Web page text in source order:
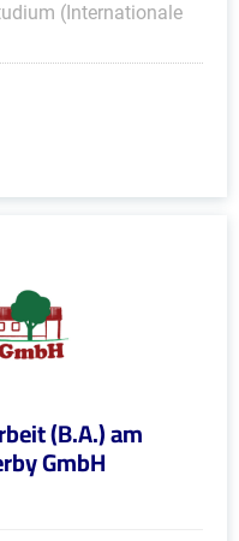
(Internationale
(B.A.) am
GmbH